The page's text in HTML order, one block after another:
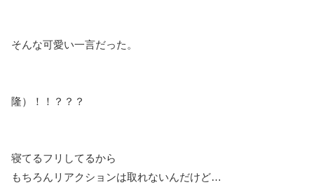
そんな可愛い一言だった。
隆）！！？？？
寝てるフリしてるから
もちろんリアクションは取れないんだけど…